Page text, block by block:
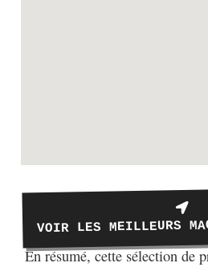
VOIR LES MEILLEURS
En résumé, cette sélection de